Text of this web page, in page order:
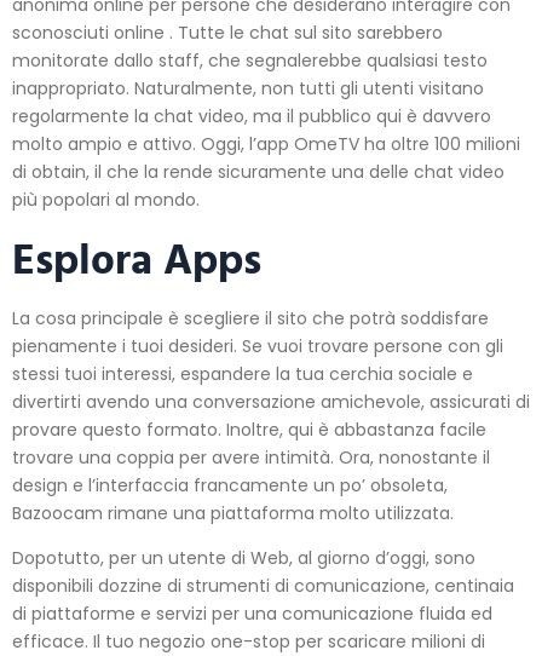
sconosciuti online . Tutte le chat sul sito sarebbero
monitorate dallo staff, che segnalerebbe qualsiasi testo
inappropriato. Naturalmente, non tutti gli utenti visitano
regolarmente la chat video, ma il pubblico qui è davvero
molto ampio e attivo. Oggi, l’app OmeTV ha oltre 100 milioni
di obtain, il che la rende sicuramente una delle chat video
più popolari al mondo.
Esplora Apps
La cosa principale è scegliere il sito che potrà soddisfare
pienamente i tuoi desideri. Se vuoi trovare persone con gli
stessi tuoi interessi, espandere la tua cerchia sociale e
divertirti avendo una conversazione amichevole, assicurati di
provare questo formato. Inoltre, qui è abbastanza facile
trovare una coppia per avere intimità. Ora, nonostante il
design e l’interfaccia francamente un po’ obsoleta,
Bazoocam rimane una piattaforma molto utilizzata.
Dopotutto, per un utente di Web, al giorno d’oggi, sono
disponibili dozzine di strumenti di comunicazione, centinaia
di piattaforme e servizi per una comunicazione fluida ed
efficace. Il tuo negozio one-stop per scaricare milioni di